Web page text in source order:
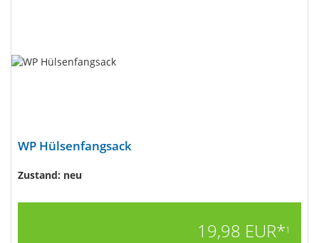
WP Hülsenfangsack
Zustand: neu
19,98 EUR*1